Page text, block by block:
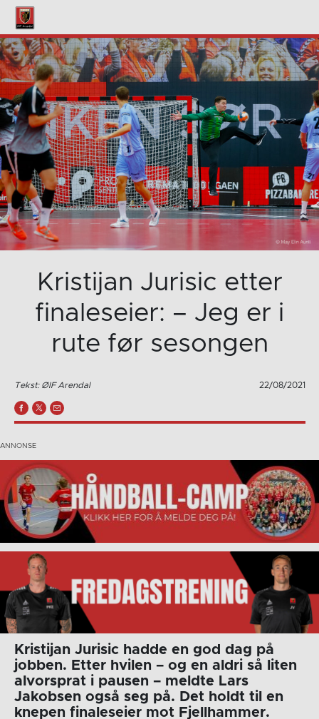
Kristijan Jurisic etter
finaleseier: – Jeg er i
rute før sesongen
Tekst: ØIF Arendal 22/08/2021
Kristijan Jurisic hadde en god dag på
jobben. Etter hvilen – og en aldri så liten
alvorsprat i pausen – meldte Lars
Jakobsen også seg på. Det holdt til en
knepen finaleseier mot Fjellhammer.